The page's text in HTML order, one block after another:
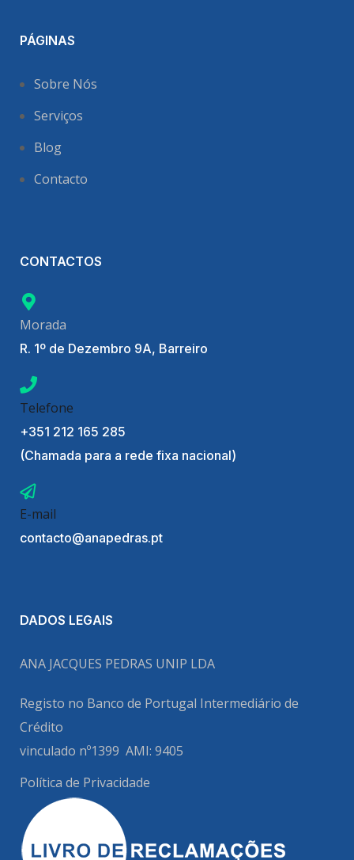
PÁGINAS
Sobre Nós
Serviços
Blog
Contacto
CONTACTOS
Morada
R. 1º de Dezembro 9A, Barreiro
Telefone
+351 212 165 285
(Chamada para a rede fixa nacional)
E-mail
contacto@anapedras.pt
DADOS LEGAIS
ANA JACQUES PEDRAS UNIP LDA
Registo no Banco de Portugal Intermediário de
Crédito
vinculado nº1399 AMI: 9405
Política de Privacidade